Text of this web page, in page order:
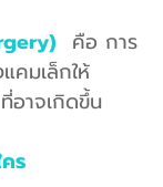
คือ การ
คมเล็กให้
อาจเกิดขึ้น
ร